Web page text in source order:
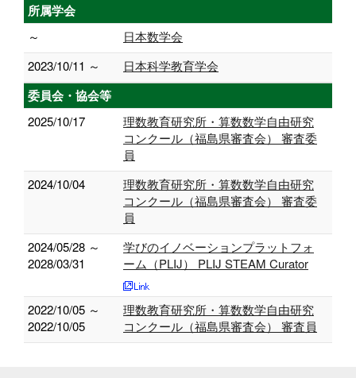
所属学会
～
日本数学会
2023/10/11 ～
日本科学教育学会
委員会・協会等
2025/10/17
理数教育研究所・算数数学自由研究
コンクール（福島県審査会） 審査委
員
2024/10/04
理数教育研究所・算数数学自由研究
コンクール（福島県審査会） 審査委
員
2024/05/28 ～
2028/03/31
学びのイノベーションプラットフォ
ーム（PLIJ） PLIJ STEAM Curator
2022/10/05 ～
2022/10/05
理数教育研究所・算数数学自由研究
コンクール（福島県審査会） 審査員